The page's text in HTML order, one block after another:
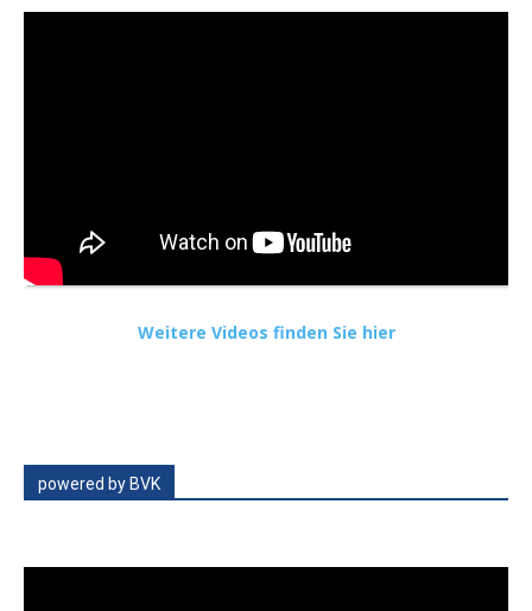
Weitere Videos finden Sie hier
powered by BVK